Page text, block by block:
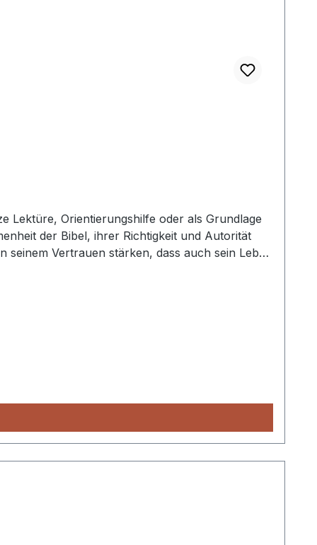
Lektüre, Orientierungshilfe oder als Grundlage
der Bibel, ihrer Richtigkeit und Autorität
Vertrauen stärken, dass auch sein Leben